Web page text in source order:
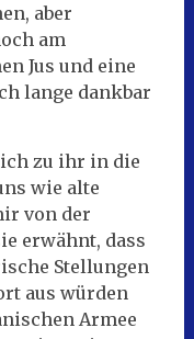
aber
am
Jus und eine
lange dankbar
zu ihr in die
wie alte
von der
erwähnt, dass
Stellungen
aus würden
Armee